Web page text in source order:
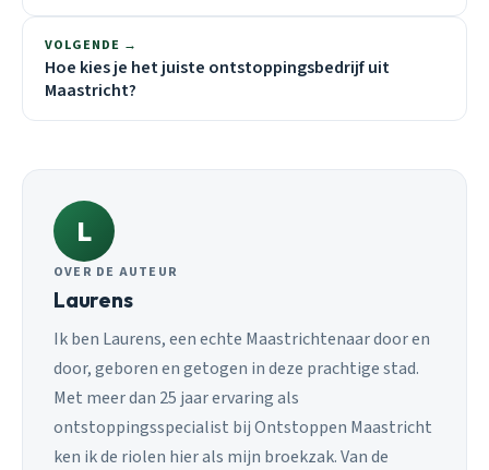
VOLGENDE →
Hoe kies je het juiste ontstoppingsbedrijf uit
Maastricht?
L
OVER DE AUTEUR
Laurens
Ik ben Laurens, een echte Maastrichtenaar door en
door, geboren en getogen in deze prachtige stad.
Met meer dan 25 jaar ervaring als
ontstoppingsspecialist bij Ontstoppen Maastricht
ken ik de riolen hier als mijn broekzak. Van de